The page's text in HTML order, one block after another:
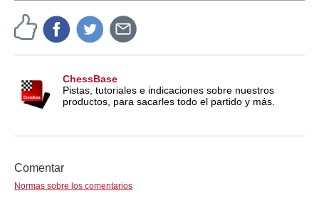
ChessBase
Pistas, tutoriales e indicaciones sobre nuestros
productos, para sacarles todo el partido y más.
Comentar
Normas sobre los comentarios